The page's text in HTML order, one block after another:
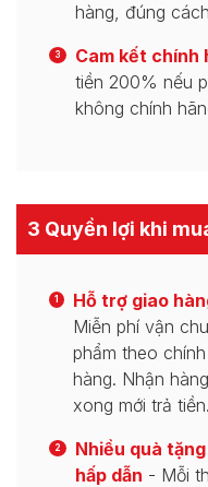
hàng, đúng
3 Cam kết chính
tiền 200% nếu
không chính
3 Quyền lợi khi
1 Hỗ trợ giao
Miễn phí vận
phẩm theo
hàng. Nhận
xong mới trả tiền.
2
Nhiều quà
hấp dẫn - Mỗi